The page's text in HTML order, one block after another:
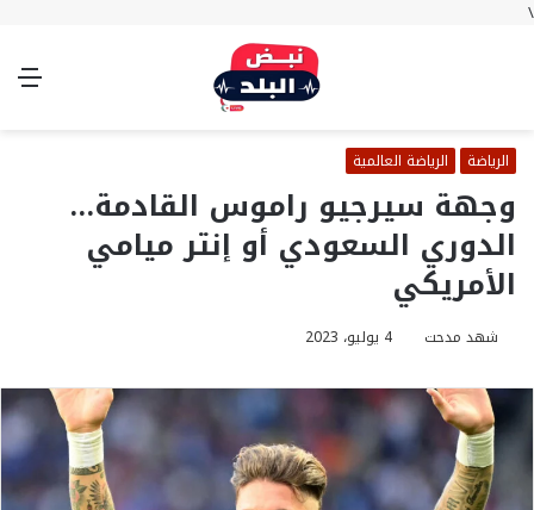
\
الوضع
الرياضة الرياضة العالمية
وجهة سيرجيو راموس القادمة…
الدوري السعودي أو إنتر ميامي
الأمريكي
شهد مدحت 4 يوليو، 2023